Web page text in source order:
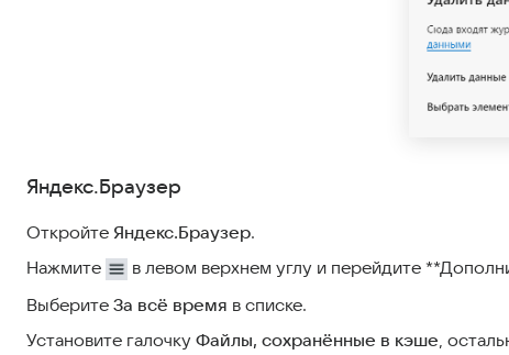
Яндекс.Браузер
Откройте Яндекс.Браузер.
Нажмите
в левом верхнем углу и перейдите
Выберите За всё время в списке.
Установите галочку Файлы, сохранённые в кэше,